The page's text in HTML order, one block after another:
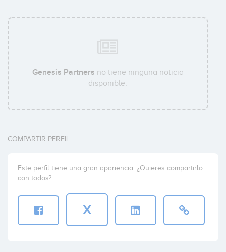
Genesis Partners no tiene ninguna noticia
disponible.
COMPARTIR PERFIL
Este perfil tiene una gran apariencia. ¿Quieres compartirlo
con todos?
X